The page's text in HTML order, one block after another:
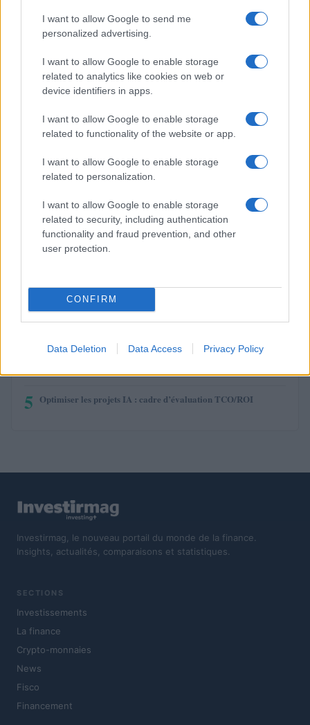
I want to allow Google to send me
personalized advertising.
I want to allow Google to enable storage
related to analytics like cookies on web or
device identifiers in apps.
I want to allow Google to enable storage
related to functionality of the website or app.
I want to allow Google to enable storage
related to personalization.
I want to allow Google to enable storage
related to security, including authentication
functionality and fraud prevention, and other
user protection.
CONFIRM
Data Deletion Data Access Privacy Policy
Ethereum $1,908.32
Tether $0.999
USDEX
(USDEX)
$1.07
BNB
PLUS LUS
2 eToro: Guide étape par étape sur la façon de retirer
4
5 Optimiser les projets IA : cadre d’évaluation TCO/ROI
Investirmag, le nouveau portail du monde de la finance.
Insights, actualités, comparaisons et statistiques.
SECTIONS
Investissements
La finance
Crypto-monnaies
News
Fisco
Financement